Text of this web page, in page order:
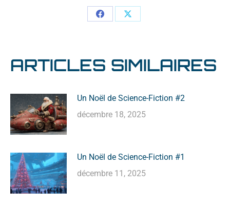
ARTICLES SIMILAIRES
Un Noël de Science-Fiction #2
décembre 18, 2025
Un Noël de Science-Fiction #1
décembre 11, 2025